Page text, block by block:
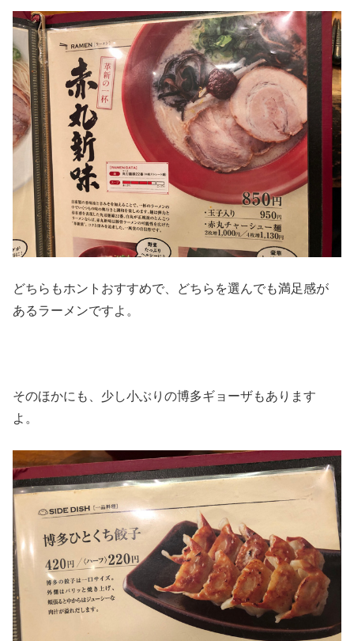
どちらもホントおすすめで、どちらを選んでも満足感が
あるラーメンですよ。
そのほかにも、少し小ぶりの博多ギョーザもあります
よ。